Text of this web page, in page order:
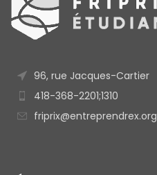
96, rue Jacques-Cartier
418-368-2201;1310
friprix@entreprendrex.org